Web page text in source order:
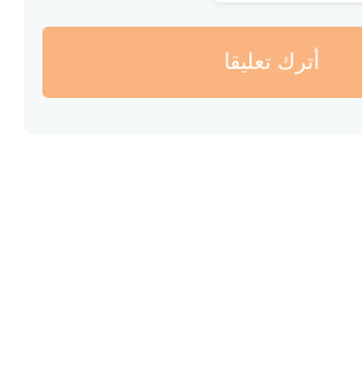
أترك تعليقا